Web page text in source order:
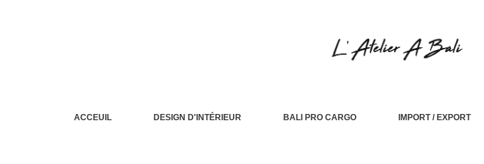
ACCEUIL DESIGN D'INTÉRIEUR BALI PRO CARGO IMPORT / EXPORT